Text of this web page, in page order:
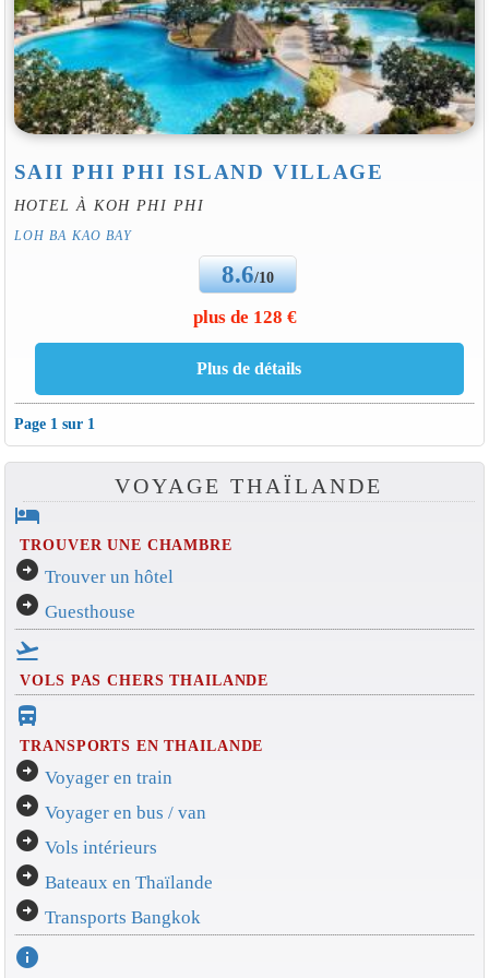
SAII PHI PHI ISLAND VILLAGE
HOTEL À KOH PHI PHI
LOH BA KAO BAY
8.6/10
plus de 128 €
Page 1 sur 1
VOYAGE THAÏLANDE
hotel
TROUVER UNE CHAMBRE
arrow_circle_right Trouver un hôtel
arrow_circle_right Guesthouse
flight_takeoff
VOLS PAS CHERS THAILANDE
directions_bus_filled
TRANSPORTS EN THAILANDE
arrow_circle_right Voyager en train
arrow_circle_right Voyager en bus / van
arrow_circle_right Vols intérieurs
arrow_circle_right Bateaux en Thaïlande
arrow_circle_right Transports Bangkok
info